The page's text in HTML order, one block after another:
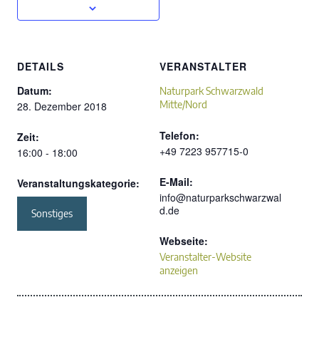
DETAILS
Datum:
28. Dezember 2018
Zeit:
16:00 - 18:00
Veranstaltungskategorie:
Sonstiges
VERANSTALTER
Naturpark Schwarzwald
Mitte/Nord
Telefon:
+49 7223 957715-0
E-Mail:
info@naturparkschwarzwal
d.de
Webseite:
Veranstalter-Website
anzeigen